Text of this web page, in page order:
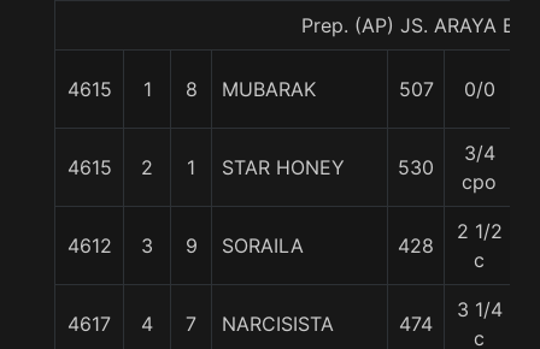
Prep. (AP) JS. ARAYA B.
4615 1 8 MUBARAK 507 0/0
4615 2 1 STAR HONEY 530
3/4
cpo
4612 3 9 SORAILA 428
2 1/2
c
4617 4 7 NARCISISTA 474
3 1/4
c